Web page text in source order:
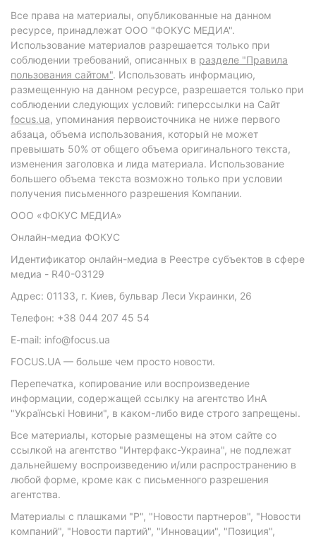
Все права на материалы, опубликованные на данном
ресурсе, принадлежат ООО "ФОКУС МЕДИА".
Использование материалов разрешается только при
соблюдении требований, описанных в разделе "Правила
пользования сайтом". Использовать информацию,
размещенную на данном ресурсе, разрешается только при
соблюдении следующих условий: гиперссылки на Сайт
focus.ua, упоминания первоисточника не ниже первого
абзаца, объема использования, который не может
превышать 50% от общего объема оригинального текста,
изменения заголовка и лида материала. Использование
большего объема текста возможно только при условии
получения письменного разрешения Компании.
ООО «ФОКУС МЕДИА»
Онлайн-медиа ФОКУС
Идентификатор онлайн-медиа в Реестре субъектов в сфере
медиа - R40-03129
Адрес: 01133, г. Киев, бульвар Леси Украинки, 26
Телефон: +38 044 207 45 54
E-mail: info@focus.ua
FOCUS.UA — больше чем просто новости.
Перепечатка, копирование или воспроизведение
информации, содержащей ссылку на агентство ИнА
"Українські Новини", в каком-либо виде строго запрещены.
Все материалы, которые размещены на этом сайте со
ссылкой на агентство "Интерфакс-Украина", не подлежат
дальнейшему воспроизведению и/или распространению в
любой форме, кроме как с письменного разрешения
агентства.
Материалы с плашками "Р", "Новости партнеров", "Новости
компаний", "Новости партий", "Инновации", "Позиция",